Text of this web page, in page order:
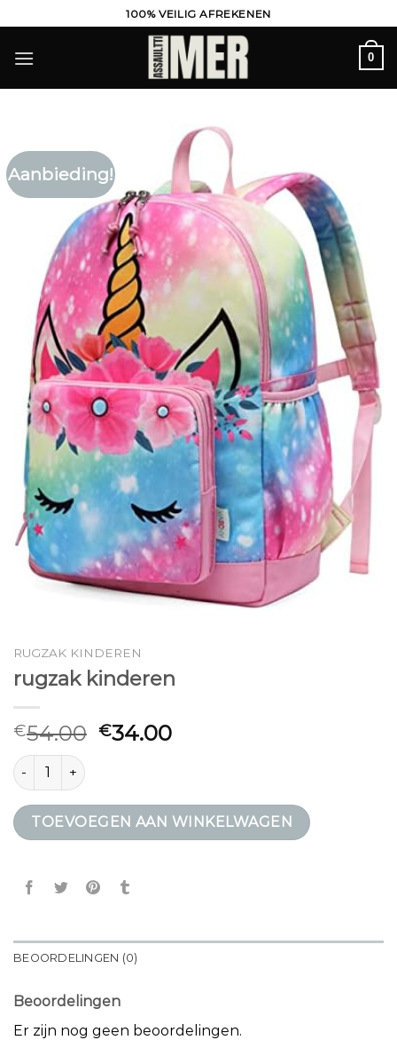
naar
inhoud
100% VEILIG AFREKENEN
0
Aanbieding!
RUGZAK KINDEREN
rugzak kinderen
€54.00 €34.00
rugzak kinderen aantal
TOEVOEGEN AAN WINKELWAGEN
BEOORDELINGEN (0)
Beoordelingen
Er zijn nog geen beoordelingen.